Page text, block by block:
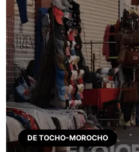
DE TOCHO-MOROCHO